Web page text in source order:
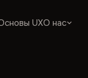
UXО нас